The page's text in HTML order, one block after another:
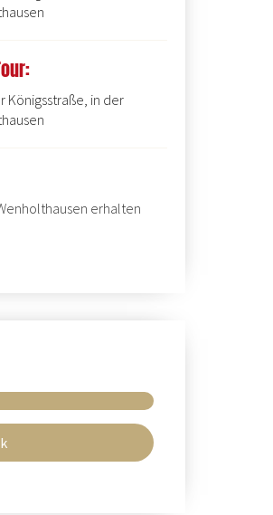
Königsstraße, in der
erhalten